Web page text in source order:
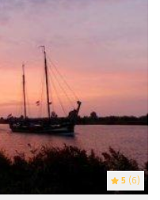
5 (6)